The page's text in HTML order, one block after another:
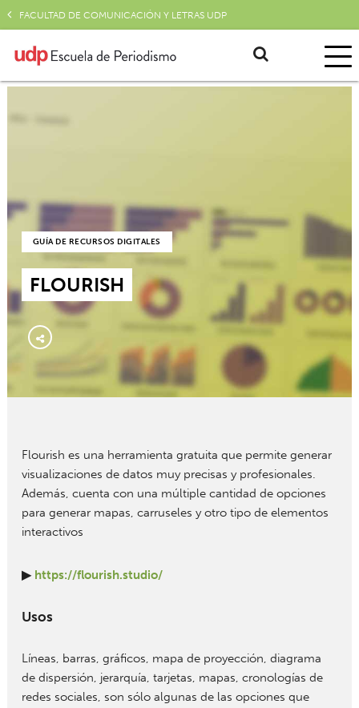
FACULTAD DE COMUNICACIÓN Y LETRAS UDP
GUÍA DE RECURSOS DIGITALES
FLOURISH
Flourish es una herramienta gratuita que permite generar
visualizaciones de datos muy precisas y profesionales.
Además, cuenta con una múltiple cantidad de opciones
para generar mapas, carruseles y otro tipo de elementos
interactivos
▶ https://flourish.studio/
Usos
Líneas, barras, gráficos, mapa de proyección, diagrama
de dispersión, jerarquía, tarjetas, mapas, cronologías de
redes sociales, son sólo algunas de las opciones que